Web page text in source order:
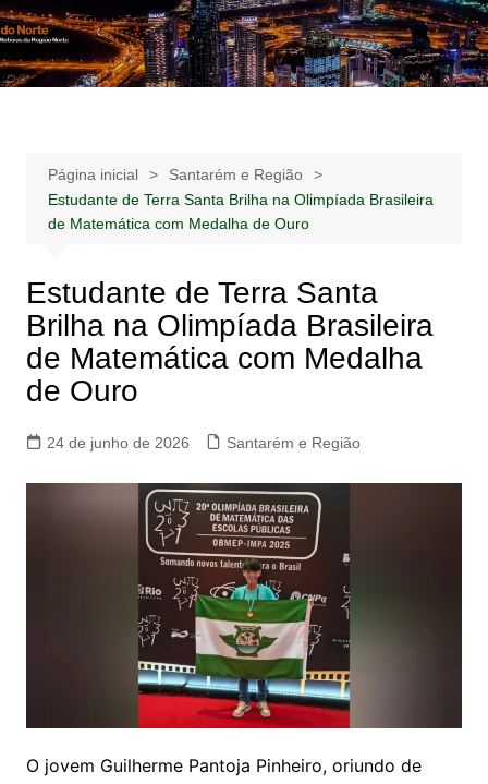
Ir
para
o
Notícias –
Publicidades –
Notícias – Publicidades – Anúncios
Página inicial
Santarém e Região
Estudante de Terra Santa Brilha na Olimpíada Brasileira
de Matemática com Medalha de Ouro
Estudante de Terra Santa
Brilha na Olimpíada Brasileira
de Matemática com Medalha
de Ouro
24 de junho de 2026 Santarém e Região
O jovem Guilherme Pantoja Pinheiro, oriundo de